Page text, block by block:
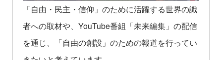
「自由・民主・信仰」のために活躍する世界の識
者への取材や、YouTube番組「未来編集」の配信
を通じ、「自由の創設」のための報道を行ってい